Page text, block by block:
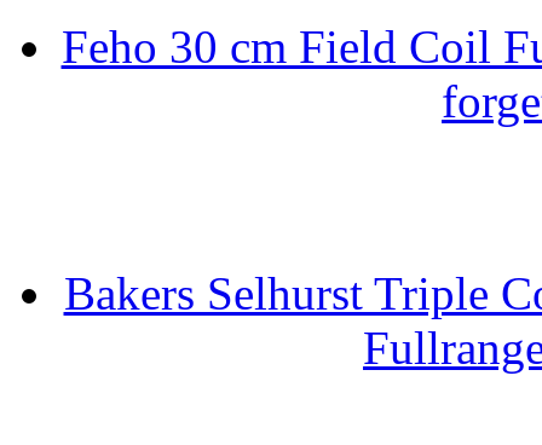
Feho 30 cm Field Coil
Bakers Selhurst Triple